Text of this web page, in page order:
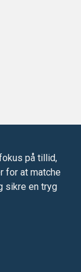
på tillid,
for at matche
sikre en tryg